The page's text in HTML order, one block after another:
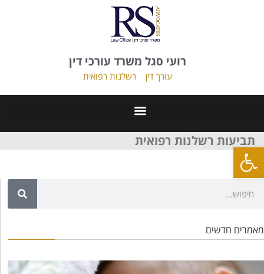
פתח סרגל נגישות
רועי סגל משרד עורכי דין
עורך דין רשלנות רפואית
תביעות רשלנות רפואית
מאמרים חדשים